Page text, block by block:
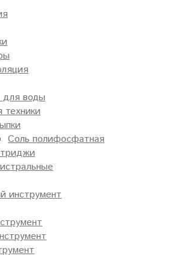
воды
Соль полифосфатная
инструмент